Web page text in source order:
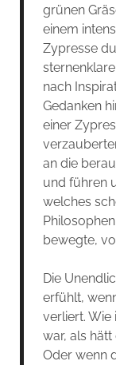
grünen
einem
Zypresse
nach
Gedanken
einer
an die
und führen
welches
bewegte,
Die
erfühlt,
verliert. Wie
war, als hätt
Oder wenn